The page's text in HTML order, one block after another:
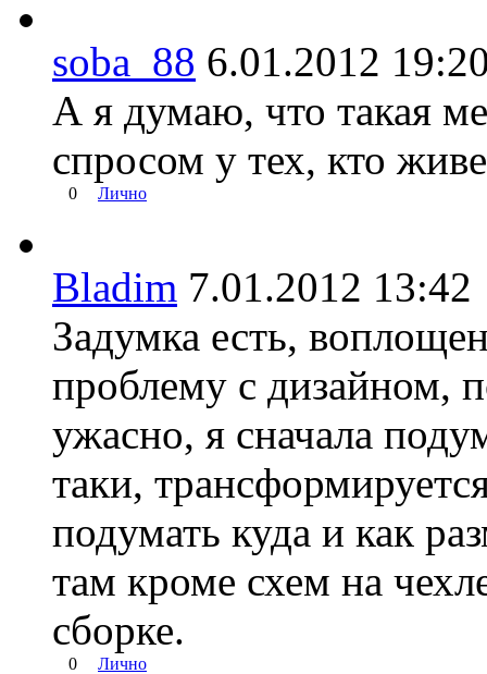
soba_88 6.01.2012
А я думаю, что такая
спросом у тех, кто
0 Лично
Bladim 7.01.2012
Задумка есть,
проблему с дизайном,
ужасно, я сначала
таки,
подумать куда и как
там кроме схем на
сборке.
0 Лично